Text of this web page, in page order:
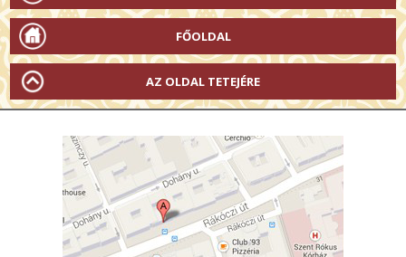
FŐOLDAL
AZ OLDAL TETEJÉRE